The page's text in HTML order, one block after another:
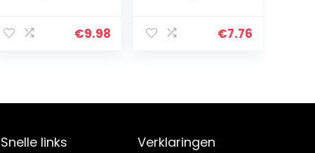
cadeau (200€9.98
r met
€7.76
Snelle links Verklaringen